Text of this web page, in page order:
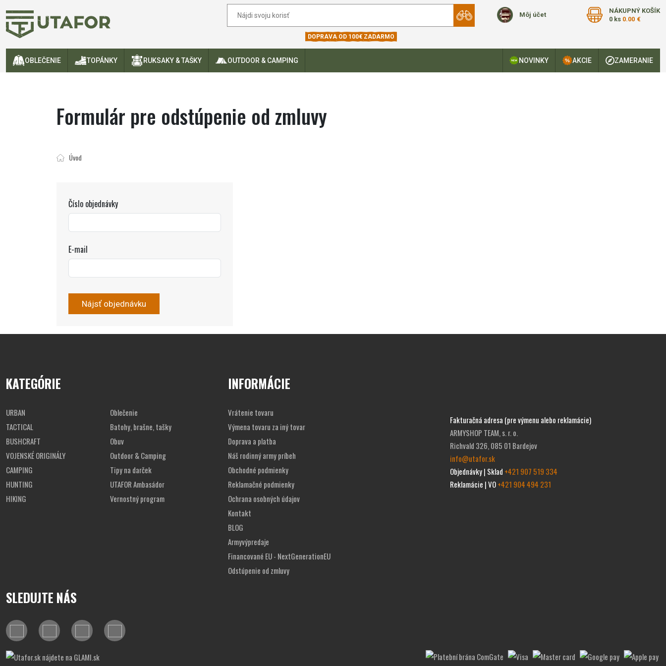
DOPRAVA OD 100€ ZADARMO
Môj účet
NÁKUPNÝ KOŠÍK
0 ks 0.00 €
OBLEČENIE TOPÁNKY RUKSAKY & TAŠKY OUTDOOR & CAMPING NOVINKY AKCIE ZAMERANIE
Formulár pre odstúpenie od zmluvy
Úvod
Číslo objednávky
E-mail
KATEGÓRIE
URBAN
TACTICAL
BUSHCRAFT
VOJENSKÉ ORIGINÁLY
CAMPING
HUNTING
HIKING
Oblečenie
Batohy, brašne, tašky
Obuv
Outdoor & Camping
Tipy na darček
UTAFOR Ambasádor
Vernostný program
INFORMÁCIE
Vrátenie tovaru
Výmena tovaru za iný tovar
Doprava a platba
Náš rodinný army príbeh
Obchodné podmienky
Reklamačné podmienky
Ochrana osobných údajov
Kontakt
BLOG
Armyvýpredaje
Financované EU - NextGenerationEU
Odstúpenie od zmluvy
Fakturačná adresa (pre výmenu alebo reklamácie)
ARMYSHOP TEAM, s. r. o.
Richvald 326, 085 01 Bardejov
info@utafor.sk
Objednávky | Sklad +421 907 519 334
Reklamácie | VO+421 904 494 231
SLEDUJTE NÁS